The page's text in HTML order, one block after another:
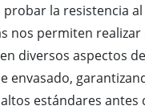
la resistencia al
nos permiten realizar
diversos aspectos
envasado,
estándares antes